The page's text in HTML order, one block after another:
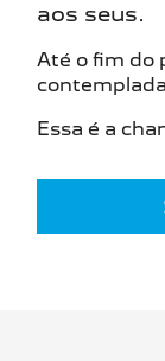
aos seus.
Até o fim do
Essa é a